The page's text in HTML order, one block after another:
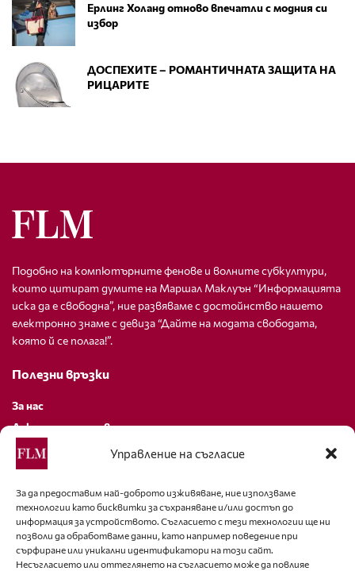
Управление на съгласие
За да предоставим най-доброто изживяване, ние използваме
технологии като бисквитки за съхраняване и/или достъп до
информация за устройството. Съгласието с тези технологии ще ни
позволи да обработваме данни, като например поведение при
сърфиране или уникални идентификатори на този сайт.
Несъгласието или оттеглянето на съгласието може да повлияе
Ерлинг Холанд отново впечатли с модния си
избор
ДОСПЕХИТЕ – РОМАНТИЧНАТА ЗАЩИТА НА
РИЦАРИТЕ
Подобно на компютърните фенове и волните субкултури,
които цитират думите на Маршал Маклуън “Информацията
иска да е свободна”, ние развяваме с достойнство нашето
електронно знаме с девиза “Дайте на модата свободата,
която й се полага!”.
Полезни връзки
За нас
Декларация за поверителност
Политика за бисквитки
За контакти
editor@fashion-lifestyle.net
+359 88 227 33 47